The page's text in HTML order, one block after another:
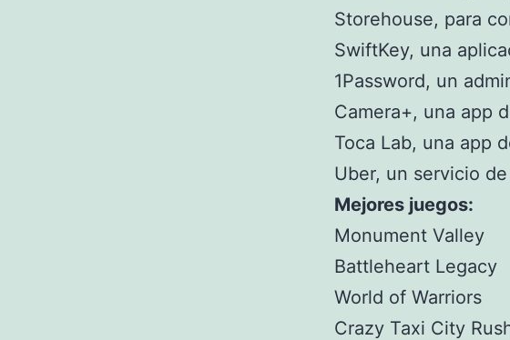
Storehouse, para
SwiftKey, una
1Password, un
Camera+, una app
Toca Lab, una app
Uber, un servicio
Mejores juegos:
Monument Valley
Battleheart Legacy
World of Warriors
Crazy Taxi City